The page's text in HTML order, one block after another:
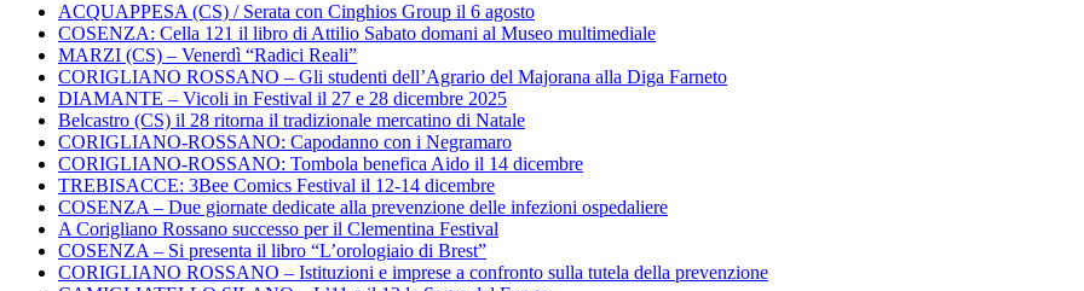
ACQUAPPESA (CS) / Serata con Cinghios Group il 6 agosto
COSENZA: Cella 121 il libro di Attilio Sabato domani al Museo multimediale
MARZI (CS) – Venerdì “Radici Reali”
CORIGLIANO ROSSANO – Gli studenti dell’Agrario del Majorana alla Diga Farneto
DIAMANTE – Vicoli in Festival il 27 e 28 dicembre 2025
Belcastro (CS) il 28 ritorna il tradizionale mercatino di Natale
CORIGLIANO-ROSSANO: Capodanno con i Negramaro
CORIGLIANO-ROSSANO: Tombola benefica Aido il 14 dicembre
TREBISACCE: 3Bee Comics Festival il 12-14 dicembre
COSENZA – Due giornate dedicate alla prevenzione delle infezioni ospedaliere
A Corigliano Rossano successo per il Clementina Festival
COSENZA – Si presenta il libro “L’orologiaio di Brest”
CORIGLIANO ROSSANO – Istituzioni e imprese a confronto sulla tutela della prevenzione